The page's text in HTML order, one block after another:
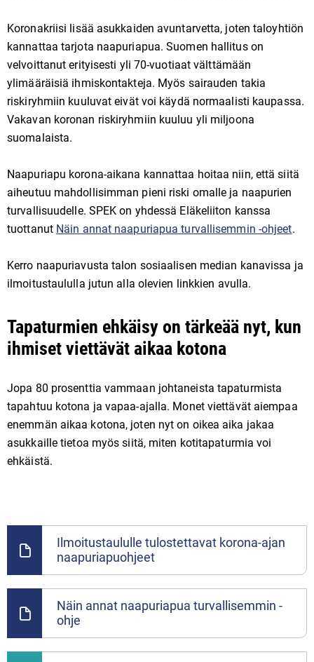
Koronakriisi lisää asukkaiden avuntarvetta, joten taloyhtiön
kannattaa tarjota naapuriapua. Suomen hallitus on
velvoittanut erityisesti yli 70-vuotiaat välttämään
ylimääräisiä ihmiskontakteja. Myös sairauden takia
riskiryhmiin kuuluvat eivät voi käydä normaalisti kaupassa.
Vakavan koronan riskiryhmiin kuuluu yli miljoona
suomalaista.
Naapuriapu korona-aikana kannattaa hoitaa niin, että siitä
aiheutuu mahdollisimman pieni riski omalle ja naapurien
turvallisuudelle. SPEK on yhdessä Eläkeliiton kanssa
tuottanut Näin annat naapuriapua turvallisemmin -ohjeet.
Kerro naapuriavusta talon sosiaalisen median kanavissa ja
ilmoitustaululla jutun alla olevien linkkien avulla.
Tapaturmien ehkäisy on tärkeää nyt, kun
ihmiset viettävät aikaa kotona
Jopa 80 prosenttia vammaan johtaneista tapaturmista
tapahtuu kotona ja vapaa-ajalla. Monet viettävät aiempaa
enemmän aikaa kotona, joten nyt on oikea aika jakaa
asukkaille tietoa myös siitä, miten kotitapaturmia voi
ehkäistä.
Ilmoitustaululle tulostettavat korona-ajan
naapuriapuohjeet
Näin annat naapuriapua turvallisemmin -
ohje